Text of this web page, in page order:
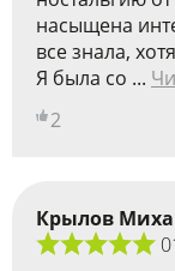
насыщена
все знала,
Я была со ...
2
Крылов